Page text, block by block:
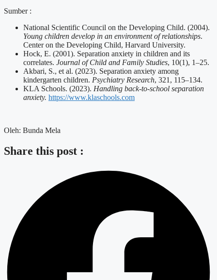
Sumber :
National Scientific Council on the Developing Child. (2004).
Young children develop in an environment of relationships.
Center on the Developing Child, Harvard University.
Hock, E. (2001). Separation anxiety in children and its
correlates. Journal of Child and Family Studies, 10(1), 1–25.
Akbari, S., et al. (2023). Separation anxiety among
kindergarten children. Psychiatry Research, 321, 115–134.
KLA Schools. (2023). Handling back-to-school separation
anxiety. https://www.klaschools.com
Oleh: Bunda Mela
Share this post :